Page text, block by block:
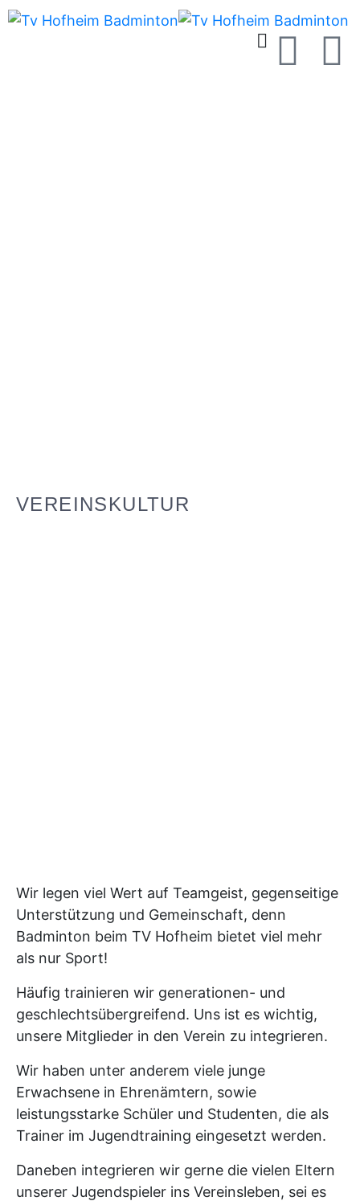
VEREINSKULTUR
Wir legen viel Wert auf Teamgeist, gegenseitige
Unterstützung und Gemeinschaft, denn
Badminton beim TV Hofheim bietet viel mehr
als nur Sport!
Häufig trainieren wir generationen- und
geschlechtsübergreifend. Uns ist es wichtig,
unsere Mitglieder in den Verein zu integrieren.
Wir haben unter anderem viele junge
Erwachsene in Ehrenämtern, sowie
leistungsstarke Schüler und Studenten, die als
Trainer im Jugendtraining eingesetzt werden.
Daneben integrieren wir gerne die vielen Eltern
unserer Jugendspieler ins Vereinsleben, sei es